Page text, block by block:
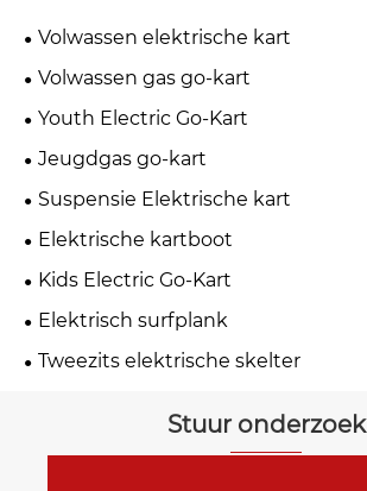
Volwassen elektrische kart
Volwassen gas go-kart
Youth Electric Go-Kart
Jeugdgas go-kart
Suspensie Elektrische kart
Elektrische kartboot
Kids Electric Go-Kart
Elektrisch surfplank
Tweezits elektrische skelter
Stuur onderzoek